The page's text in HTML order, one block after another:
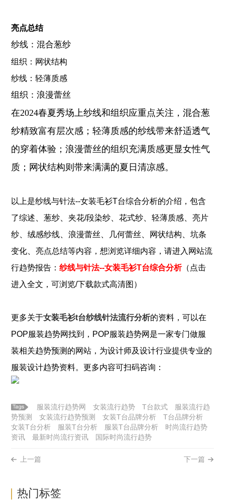
亮点总结
纱线：混合葱纱
组织：网状结构
纱线：轻薄质感
组织：浪漫蕾丝
在2024春夏秀场上纱线和组织应重点关注，混合葱
纱精致富有层次感；轻薄质感的纱线带来舒适透气
的穿着体验；浪漫蕾丝的组织充满质感更显女性气
质；网状结构则带来满满的夏日清凉感。
以上是纱线与针法--女装毛衫T台综合分析的介绍，包含
了综述、葱纱、夹花/段染纱、花式纱、轻薄质感、亮片
纱、绒感纱线、浪漫蕾丝、 几何蕾丝、 网状结构、坑条
变化、亮点总结等内容，想浏览详细内容，请进入网站流
行趋势报告：纱线与针法--女装毛衫T台综合分析（点击
进入全文，可浏览/下载款式高清图）
更多关于女装毛衫t台纱线针法流行分析的资料，可以在
POP服装趋势网找到，POP服装趋势网是一家专门做服
装相关趋势预测的网站，为设计师及设计行业提供专业的
服装设计趋势资料。更多内容可扫码咨询：
服装流行趋势网 女装流行趋势 T台款式
服装流行趋
势预测
女装流行趋势预测 女装T台品牌分析
T台品牌分析
女装T台分析
服装T台分析 服装T台品牌分析
时尚流行趋势
资讯
最新时尚流行资讯 国际时尚流行趋势
上一篇 下一篇
热门标签